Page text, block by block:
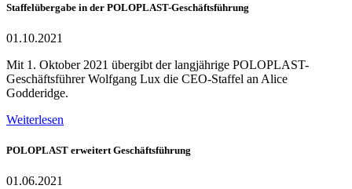
Staffelübergabe in der POLOPLAST-Geschäftsführung
01.10.2021
Mit 1. Oktober 2021 übergibt der langjährige POLOPLAST-
Geschäftsführer Wolfgang Lux die CEO-Staffel an Alice
Godderidge.
Weiterlesen
POLOPLAST erweitert Geschäftsführung
01.06.2021